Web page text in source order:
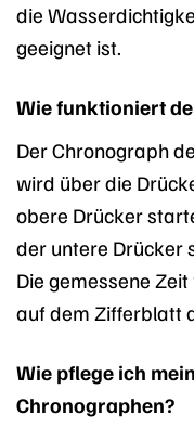
die
geeignet ist.
Wie funktioniert
Der Chronograph
wird über die
obere Drücker
der untere Drücker
Die gemessene
auf dem Zifferblatt
Wie pflege ich
Chronographen?